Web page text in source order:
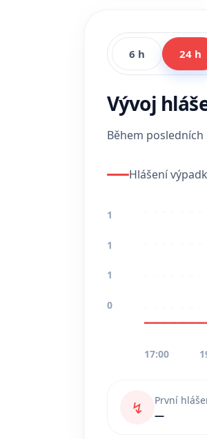
6 h 24 h
Vývoj
Během
Hlášení
1
1
1
0
17:00
↯
První
—